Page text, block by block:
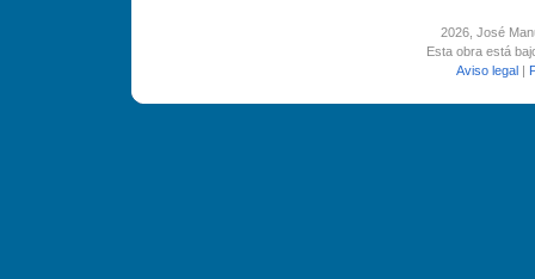
2026, José
Esta obra está
Aviso legal |